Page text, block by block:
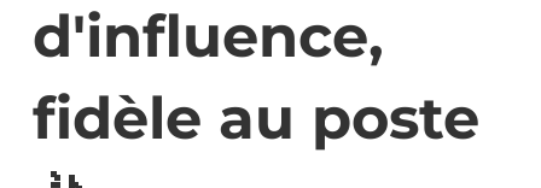
d'influence,
fidèle au poste